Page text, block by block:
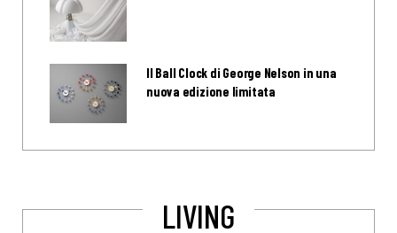
Il Ball Clock di George Nelson in una
nuova edizione limitata
LIVING